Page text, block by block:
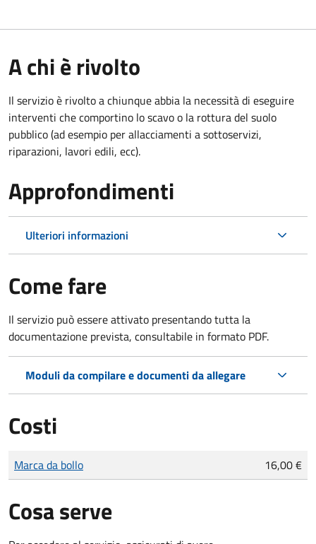
A chi è rivolto
Il servizio è rivolto a chiunque abbia la necessità di eseguire
interventi che comportino lo scavo o la rottura del suolo
pubblico (ad esempio per allacciamenti a sottoservizi,
riparazioni, lavori edili, ecc).
Approfondimenti
Ulteriori informazioni
Come fare
Il servizio può essere attivato presentando tutta la
documentazione prevista, consultabile in formato PDF.
Moduli da compilare e documenti da allegare
Costi
Tipo di pagamento
Importo
Marca da bollo 16,00 €
Cosa serve